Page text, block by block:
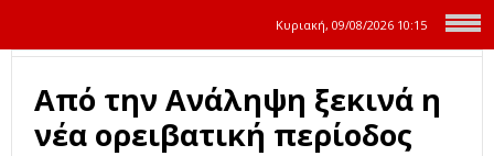
Κυριακή, 09/08/2026 10:15
Από την Ανάληψη ξεκινά η
νέα ορειβατική περίοδος